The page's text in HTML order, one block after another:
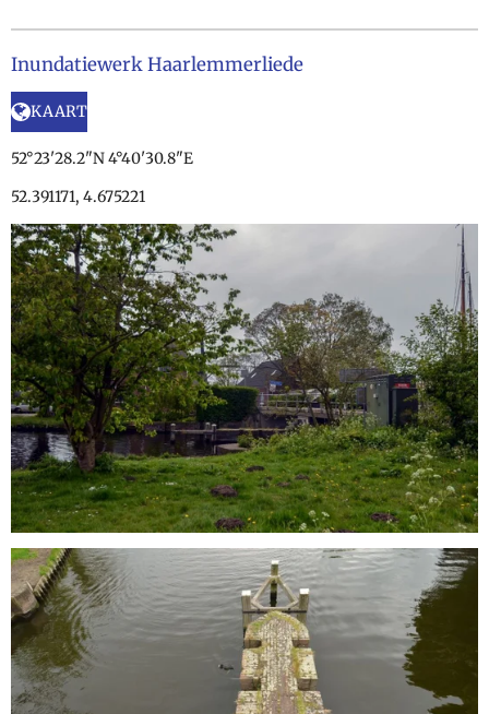
Inundatiewerk Haarlemmerliede
KAART
52°23'28.2"N 4°40'30.8"E
52.391171, 4.675221